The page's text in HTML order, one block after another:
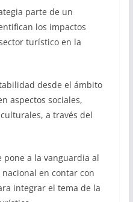
parte de un
los impactos
turístico en la
desde el ámbito
aspectos sociales,
a través del
pone a la vanguardia al
en contar con
integrar el tema de la